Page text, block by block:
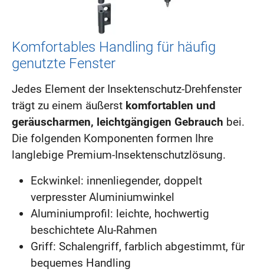
Komfortables Handling für häufig
genutzte Fenster
Jedes Element der Insektenschutz-Drehfenster
trägt zu einem äußerst komfortablen und
geräuscharmen, leichtgängigen Gebrauch bei.
Die folgenden Komponenten formen Ihre
langlebige Premium-Insektenschutzlösung.
Eckwinkel: innenliegender, doppelt
verpresster Aluminiumwinkel
Aluminiumprofil: leichte, hochwertig
beschichtete Alu-Rahmen
Griff: Schalengriff, farblich abgestimmt, für
bequemes Handling